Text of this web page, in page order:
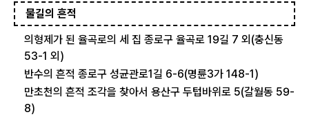
물길의 흔적
의형제가 된 율곡로의 세 집 종로구 율곡로 19길 7 외(충신동
53-1 외)
반수의 흔적 종로구 성균관로1길 6-6(명륜3가 148-1)
만초천의 흔적 조각을 찾아서 용산구 두텁바위로 5(갈월동 59-
8)